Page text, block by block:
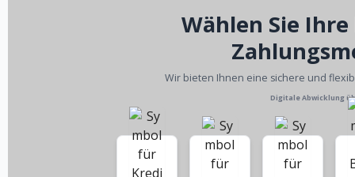
Wählen Sie
Wir bieten Ihnen eine sichere und
Digitale Abwicklung